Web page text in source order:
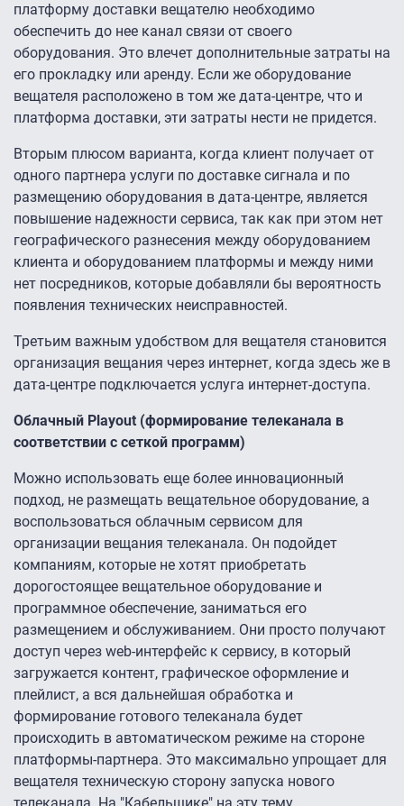
платформу доставки вещателю необходимо
обеспечить до нее канал связи от своего
оборудования. Это влечет дополнительные затраты на
его прокладку или аренду. Если же оборудование
вещателя расположено в том же дата-центре, что и
платформа доставки, эти затраты нести не придется.
Вторым плюсом варианта, когда клиент получает от
одного партнера услуги по доставке сигнала и по
размещению оборудования в дата-центре, является
повышение надежности сервиса, так как при этом нет
географического разнесения между оборудованием
клиента и оборудованием платформы и между ними
нет посредников, которые добавляли бы вероятность
появления технических неисправностей.
Третьим важным удобством для вещателя становится
организация вещания через интернет, когда здесь же в
дата-центре подключается услуга интернет-доступа.
Облачный Playout (формирование телеканала в
соответствии с сеткой программ)
Можно использовать еще более инновационный
подход, не размещать вещательное оборудование, а
воспользоваться облачным сервисом для
организации вещания телеканала. Он подойдет
компаниям, которые не хотят приобретать
дорогостоящее вещательное оборудование и
программное обеспечение, заниматься его
размещением и обслуживанием. Они просто получают
доступ через web-интерфейс к сервису, в который
загружается контент, графическое оформление и
плейлист, а вся дальнейшая обработка и
формирование готового телеканала будет
происходить в автоматическом режиме на стороне
платформы-партнера. Это максимально упрощает для
вещателя техническую сторону запуска нового